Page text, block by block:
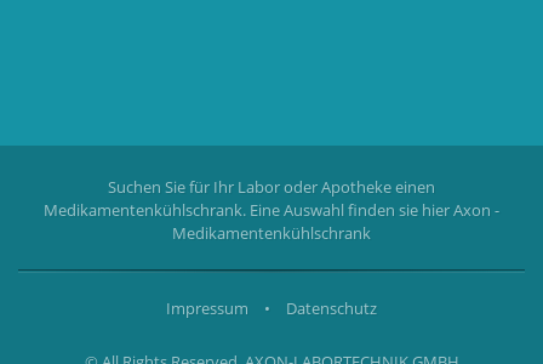
Suchen Sie für Ihr Labor oder Apotheke einen
Medikamentenkühlschrank. Eine Auswahl finden sie hierAxon -
Medikamentenkühlschrank
Impressum • Datenschutz